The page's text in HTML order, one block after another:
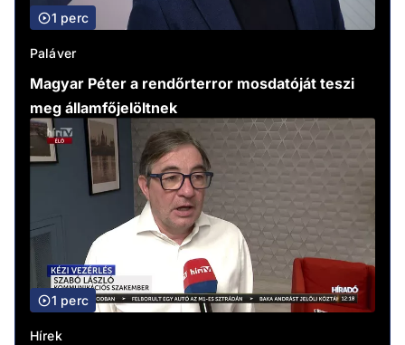
1 perc
Paláver
Magyar Péter a rendőrterror mosdatóját teszi
meg államfőjelöltnek
1 perc
Hírek